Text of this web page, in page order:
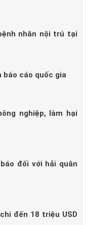
nhân nội trú tại
báo cáo quốc gia
nghiệp, làm hại
đối với hải quân
đến 18 triệu USD